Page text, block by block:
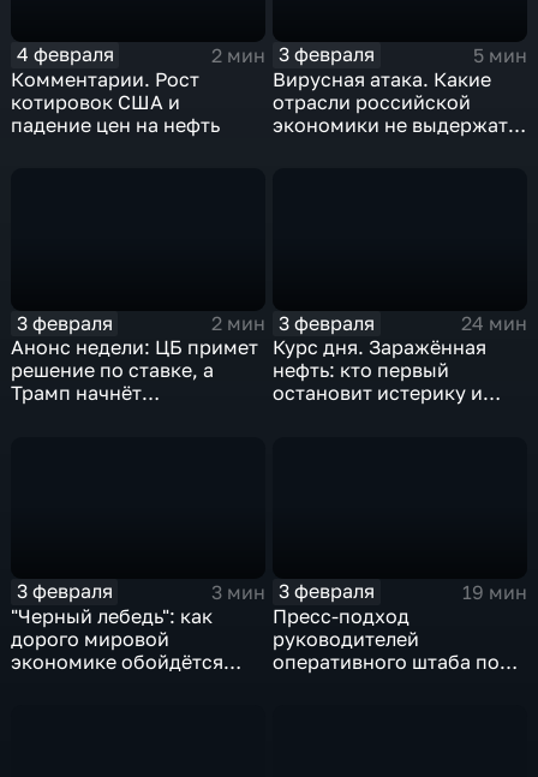
4 февраля
2 мин
Комментарии. Рост
котировок США и
падение цен на нефть
3 февраля
5 мин
Вирусная атака. Какие
отрасли российской
экономики не выдержат
3 февраля
2 мин
Анонс недели: ЦБ примет
решение по ставке, а
Трамп начнёт
3 февраля
24 мин
Курс дня. Заражённая
нефть: кто первый
остановит истерику и
3 февраля
3 мин
"Черный лебедь": как
дорого мировой
экономике обойдётся
3 февраля
19 мин
Пресс-подход
руководителей
оперативного штаба по